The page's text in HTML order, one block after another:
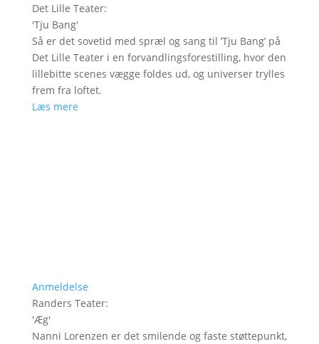
Det Lille Teater:
'Tju Bang'
Så er det sovetid med spræl og sang til ’Tju Bang’ på
Det Lille Teater i en forvandlingsforestilling, hvor den
lillebitte scenes vægge foldes ud, og universer trylles
frem fra loftet.
Læs mere
Anmeldelse
Randers Teater:
'Æg'
Nanni Lorenzen er det smilende og faste støttepunkt,